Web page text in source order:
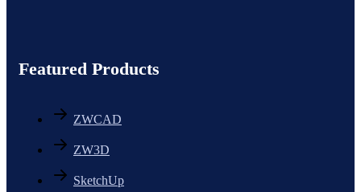
Featured Products
ZWCAD
ZW3D
SketchUp